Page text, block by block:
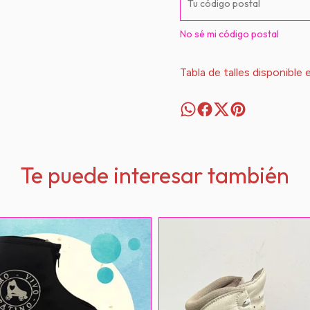
No sé mi código postal
Tabla de talles disponible
Te puede interesar también